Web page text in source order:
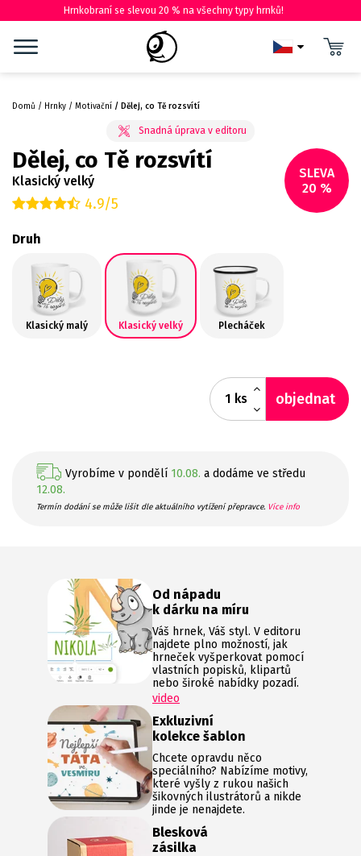
Hrnkobraní se slevou 20 % na všechny typy hrnků!
Domů Hrnky Motivační Dělej, co Tě rozsvítí
SLEVA
20 %
Dělej, co Tě rozsvítí
Klasický velký
4.9/5
Druh
Klasický malý Klasický velký Plecháček
ks objednat
Vyrobíme v pondělí 10.08. a dodáme ve středu
12.08.
Termín dodání se může lišit dle aktuálního vytížení přepravce. Více info
Od nápadu
k dárku na míru
Váš hrnek, Váš styl. V editoru
najdete plno možností, jak
hrneček vyšperkovat pomocí
vlastních popisků, klipartů
nebo široké nabídky pozadí.
video
Exkluzivní
kolekce šablon
Chcete opravdu něco
speciálního? Nabízíme motivy,
které vyšly z rukou našich
šikovných ilustrátorů a nikde
jinde je nenajdete.
Blesková
zásilka